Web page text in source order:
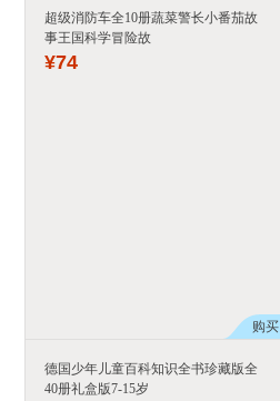
超级消防车全10册蔬菜警长小番茄故
事王国科学冒险故
¥74
购买
德国少年儿童百科知识全书珍藏版全
40册礼盒版7-15岁